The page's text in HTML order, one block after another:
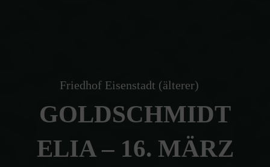
Friedhof Eisenstadt (älterer)
GOLDSCHMIDT
ELIA – 16. MÄRZ